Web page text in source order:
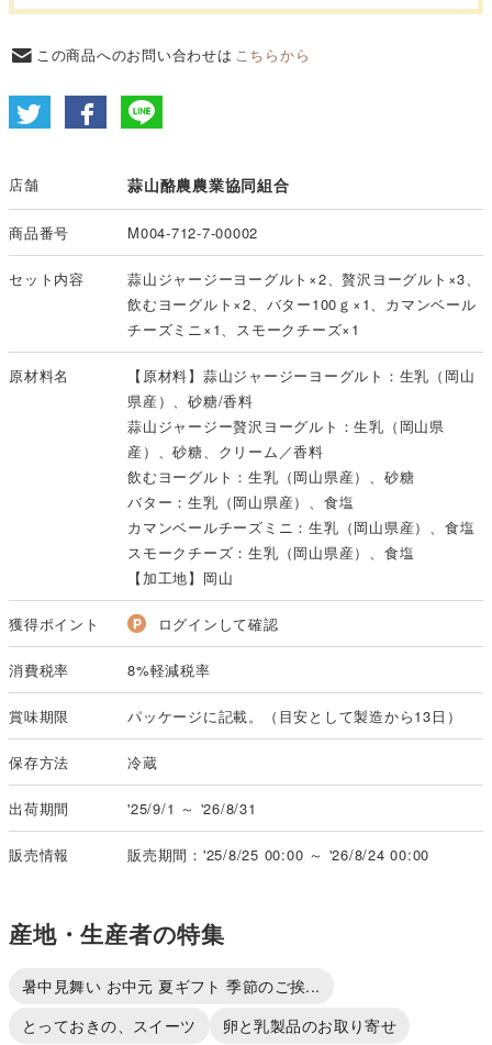
この商品へのお問い合わせは こちらから
店舗 蒜山酪農農業協同組合
商品番号 M004-712-7-00002
セット内容
蒜山ジャージーヨーグルト×2、贅沢ヨーグルト×3、
飲むヨーグルト×2、バター100ｇ×1、カマンベール
チーズミニ×1、スモークチーズ×1
原材料名
【原材料】蒜山ジャージーヨーグルト：生乳（岡山
県産）、砂糖/香料
蒜山ジャージー贅沢ヨーグルト：生乳（岡山県
産）、砂糖、クリーム／香料
飲むヨーグルト：生乳（岡山県産）、砂糖
バター：生乳（岡山県産）、食塩
カマンベールチーズミニ：生乳（岡山県産）、食塩
スモークチーズ：生乳（岡山県産）、食塩
【加工地】岡山
獲得ポイント ログインして確認
消費税率 8%軽減税率
賞味期限 パッケージに記載。（目安として製造から13日）
保存方法 冷蔵
出荷期間 '25/9/1 ～ '26/8/31
販売情報 販売期間：'25/8/25 00:00 ～ '26/8/24 00:00
産地・生産者の特集
暑中見舞い お中元 夏ギフト 季節のご挨...
とっておきの、スイーツ
卵と乳製品のお取り寄せ